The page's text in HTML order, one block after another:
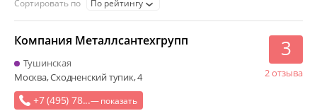
электротехническая продукция
автозапчасти
алкогольные напитки
косметика и парфюмерия
корпусная мебель
кондитерские изделия
сувениры
контрольно-измерительный прибор
Сортировать по По рейтингу
+7 (495) 78...— показать
Компания Металлсантехгрупп 3
2 отзыва
Тушинская
Москва, Сходненский тупик, 4